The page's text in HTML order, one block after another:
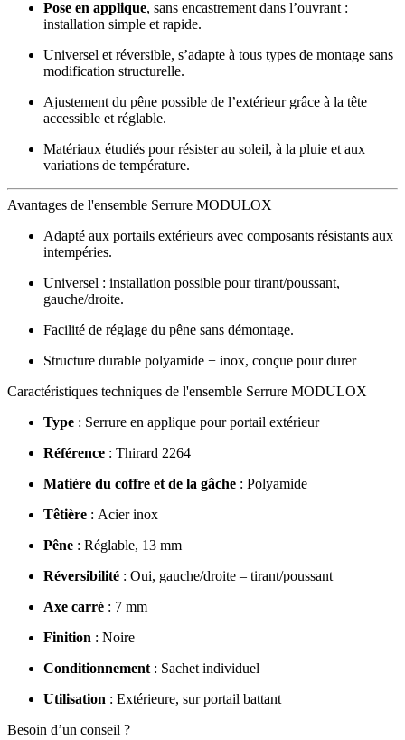
Pose en applique, sans encastrement dans l’ouvrant :
installation simple et rapide.
Universel et réversible, s’adapte à tous types de montage sans
modification structurelle.
Ajustement du pêne possible de l’extérieur grâce à la tête
accessible et réglable.
Matériaux étudiés pour résister au soleil, à la pluie et aux
variations de température.
Avantages de l'ensemble Serrure MODULOX
Adapté aux portails extérieurs avec composants résistants aux
intempéries.
Universel : installation possible pour tirant/poussant,
gauche/droite.
Facilité de réglage du pêne sans démontage.
Structure durable polyamide + inox, conçue pour durer
Caractéristiques techniques de l'ensemble Serrure MODULOX
Type : Serrure en applique pour portail extérieur
Référence : Thirard 2264
Matière du coffre et de la gâche : Polyamide
Têtière : Acier inox
Pêne : Réglable, 13 mm
Réversibilité : Oui, gauche/droite – tirant/poussant
Axe carré : 7 mm
Finition : Noire
Conditionnement : Sachet individuel
Utilisation : Extérieure, sur portail battant
Besoin d’un conseil ?